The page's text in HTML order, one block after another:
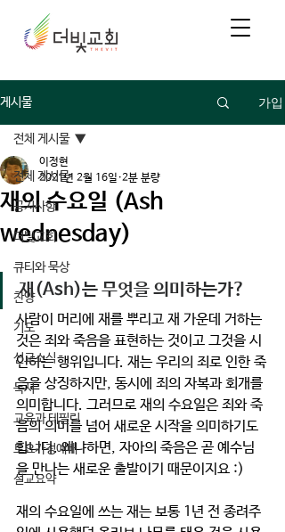
게시물 가입
전체 게시물
공지사항
더빛교회
큐티와 묵상
찬양
기도
선교소식
독서
교육과 테필린
토요가정예배
설교요약
전체 게시물
재의 수요일 (Ash
wednesday)
이정현
2021년 2월 16일 2분 분량
재(Ash)는 무엇을 의미하는가?
사람이 머리에 재를 뿌리고 재 가운데 거하는
것은 죄와 죽음을 표현하는 것이고 그것을 시
인하는 행위입니다. 재는 우리의 죄로 인한 죽
음을 상징하지만, 동시에 죄의 자복과 회개를
의미합니다. 그러므로 재의 수요일은 죄와 죽
음의 의미를 넘어 새로운 시작을 의미하기도
합니다. 왜냐하면, 자아의 죽음은 곧 예수님
을 만나는 새로운 출발이기 때문이지요 :)
재의 수요일에 쓰는 재는 보통 1년 전 종려주